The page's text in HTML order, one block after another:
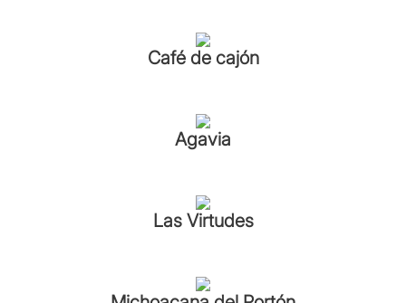
Café de cajón
Agavia
Las Virtudes